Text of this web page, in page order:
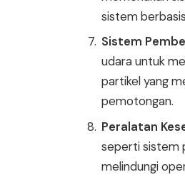
sistem
Sistem
udara untuk
partikel yang
pemotongan.
Peralatan
seperti sistem
melindungi